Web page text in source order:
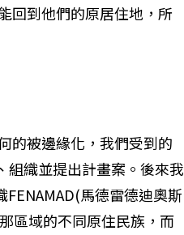
回到他們的原居住地，所
的被邊緣化，我們受到的
組織並提出計畫案。後來我
馬德雷德迪奧斯
區域的不同原住民族，而